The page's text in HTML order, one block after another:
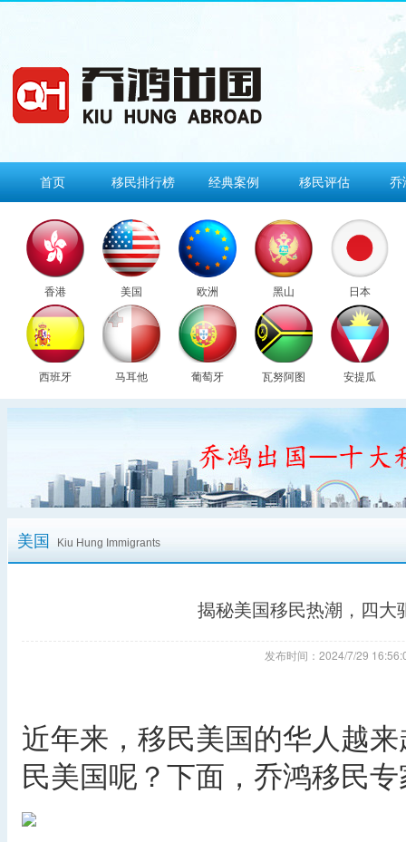
首页 移民排行榜 经典案例 移民评估 乔
香港 美国 欧洲 黑山 日本
西班牙 马耳他 葡萄牙 瓦努阿图 安提瓜
美国 Kiu Hung Immigrants
揭秘美国移民热潮，四
发布时间：2024/7/29
近年来，移民美国的华人越
民美国呢？下面，乔鸿移民